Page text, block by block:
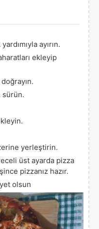
ayırın.
ekleyip
sürün.
yerleştirin.
üst ayarda pizza
pizzanız hazır.
olsun